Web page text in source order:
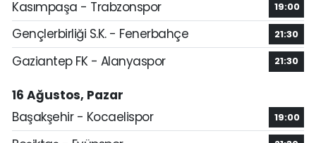
Kasımpaşa - Trabzonspor 19:00
Gençlerbirliği S.K. - Fenerbahçe 21:30
Gaziantep FK - Alanyaspor 21:30
16 Ağustos, Pazar
Başakşehir - Kocaelispor
19:00